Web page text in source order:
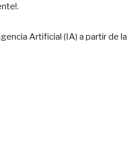
Artificial (IA) a partir de la